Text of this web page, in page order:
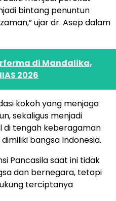
bintang penuntun
ujar dr. Asep dalam
di Mandalika,
2026
kokoh yang menjaga
sekaligus menjadi
di tengah keberagaman
bangsa Indonesia.
Pancasila saat ini tidak
dan bernegara, tetapi
terciptanya